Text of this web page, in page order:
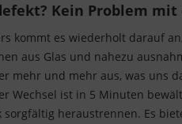
Kein Problem
kommt es wiederholt darauf
aus Glas und nahezu
mehr und mehr aus, was
Wechsel ist in 5 Minuten
heraustrennen. Es